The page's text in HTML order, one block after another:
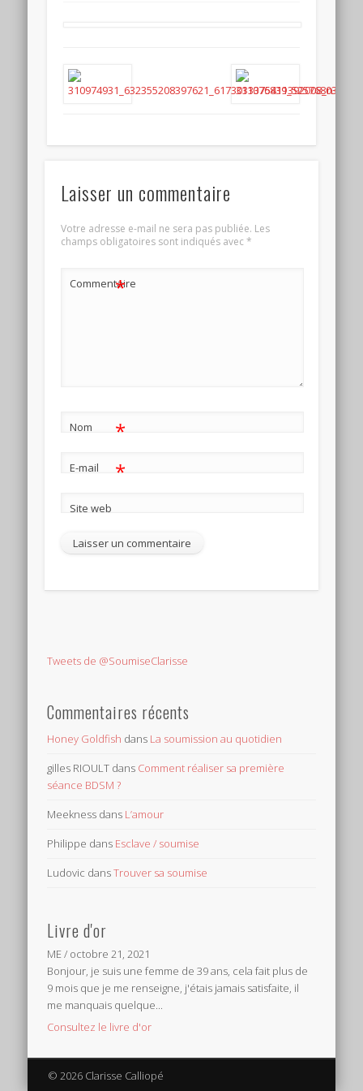
Laisser un commentaire
Votre adresse e-mail ne sera pas publiée. Les
champs obligatoires sont indiqués avec*
Commentaire
*
Nom *
E-mail *
Site web
Tweets de @SoumiseClarisse
Commentaires récents
Honey Goldfish dans La soumission au quotidien
gilles RIOULT dans Comment réaliser sa première
séance BDSM ?
Meekness dans L’amour
Philippe dans Esclave / soumise
Ludovic dansTrouver sa soumise
Livre d'or
ME/ octobre 21, 2021
Bonjour, je suis une femme de 39 ans, cela fait plus de
9 mois que je me renseigne, j'étais jamais satisfaite, il
me manquais quelque...
Consultez le livre d'or
© 2026 Clarisse Calliopé